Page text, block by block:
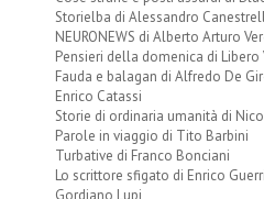
Storielba di Alessandro
NEURONEWS di Alberto Arturo
Pensieri della domenica di Libero
Fauda e balagan di Alfredo De
Enrico Catassi
Storie di ordinaria umanità di
Parole in viaggio di Tito Barbini
Turbative di Franco Bonciani
Lo scrittore sfigato di Enrico
Gordiano Lupi